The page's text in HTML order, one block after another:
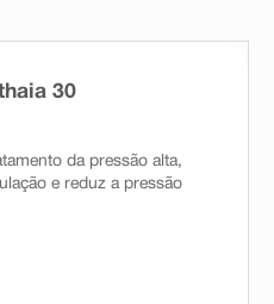
30
da pressão alta,
e reduz a pressão